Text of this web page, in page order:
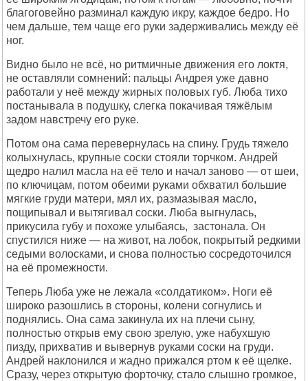
благоговейно разминал каждую икру, каждое бедро. Но
чем дальше, тем чаще его руки задерживались между её
ног.
Видно было не всё, но ритмичные движения его локтя,
не оставляли сомнений: пальцы Андрея уже давно
работали у неё между жирных половых губ. Люба тихо
постанывала в подушку, слегка покачивая тяжёлым
задом навстречу его руке.
Потом она сама перевернулась на спину. Грудь тяжело
колыхнулась, крупные соски стояли торчком. Андрей
щедро налил масла на её тело и начал заново — от шеи,
по ключицам, потом обеими руками обхватил большие
мягкие груди матери, мял их, размазывая масло,
пощипывал и вытягивал соски. Люба выгнулась,
прикусила губу и похоже улыбаясь, застонала. Он
спустился ниже — на живот, на лобок, покрытый редкими
седыми волосками, и снова полностью сосредоточился
на её промежности.
Теперь Люба уже не лежала «солдатиком». Ноги её
широко разошлись в стороны, колени согнулись и
поднялись. Она сама закинула их на плечи сыну,
полностью открыв ему свою зрелую, уже набухшую
пизду, прихватив и вывернув руками соски на груди.
Андрей наклонился и жадно прижался ртом к её щелке.
Сразу, через открытую форточку, стало слышно громкое,